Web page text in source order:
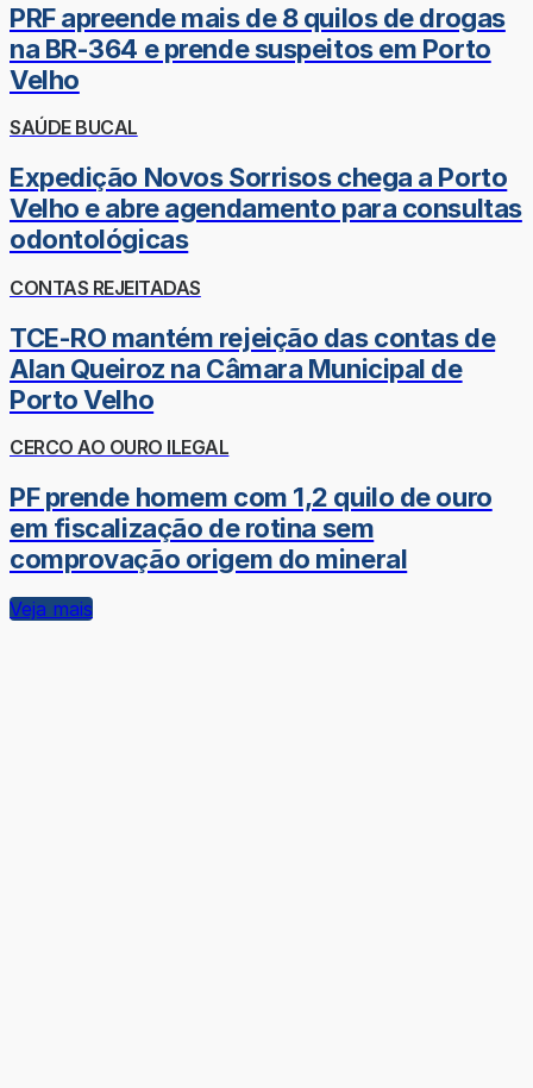
PRF apreende mais de 8 quilos de drogas
na BR-364 e prende suspeitos em Porto
Velho
SAÚDE BUCAL
Expedição Novos Sorrisos chega a Porto
Velho e abre agendamento para consultas
odontológicas
CONTAS REJEITADAS
TCE-RO mantém rejeição das contas de
Alan Queiroz na Câmara Municipal de
Porto Velho
CERCO AO OURO ILEGAL
PF prende homem com 1,2 quilo de ouro
em fiscalização de rotina sem
comprovação origem do mineral
Veja mais